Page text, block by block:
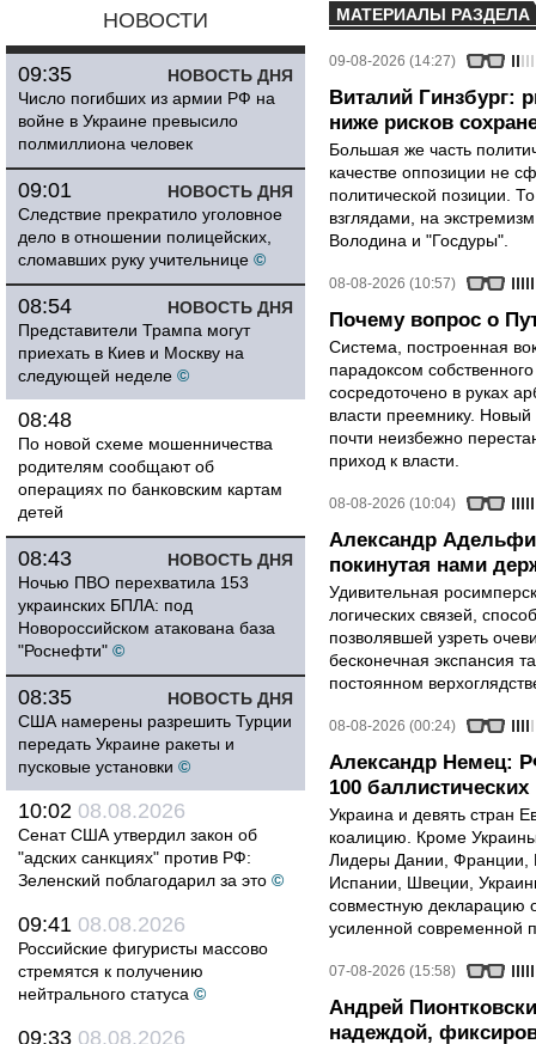
НОВОСТИ
НОВОСТЬ ДНЯ
09:35
Число погибших из армии РФ на
войне в Украине превысило
полмиллиона человек
НОВОСТЬ ДНЯ
09:01
Следствие прекратило уголовное
дело в отношении полицейских,
сломавших руку учительнице ©
НОВОСТЬ ДНЯ
08:54
Представители Трампа могут
приехать в Киев и Москву на
следующей неделе ©
08:48
По новой схеме мошенничества
родителям сообщают об
операциях по банковским картам
детей
НОВОСТЬ ДНЯ
08:43
Ночью ПВО перехватила 153
украинских БПЛА: под
Новороссийском атакована база
"Роснефти" ©
НОВОСТЬ ДНЯ
08:35
США намерены разрешить Турции
передать Украине ракеты и
пусковые установки ©
10:02 08.08.2026
Сенат США утвердил закон об
"адских санкциях" против РФ:
Зеленский поблагодарил за это ©
09:41 08.08.2026
Российские фигуристы массово
стремятся к получению
нейтрального статуса ©
09:33 08.08.2026
МАТЕРИАЛЫ РАЗДЕЛА
09-08-2026 (14:27)
Виталий Гинзбург:
ниже рисков
Большая же часть
качестве оппозиции не
политической позиции.
взглядами, на
Володина и "Госдуры".
08-08-2026 (10:57)
Почему вопрос о
Система, построенная
парадоксом
сосредоточено в руках
власти преемнику.
почти неизбежно
приход к власти.
08-08-2026 (10:04)
Александр
покинутая нами
Удивительная
логических связей,
позволявшей узреть
бесконечная экспансия
постоянном
08-08-2026 (00:24)
Александр Немец:
100 баллистических
Украина и девять стран
коалицию. Кроме
Лидеры Дании, Франции,
Испании, Швеции,
совместную декларацию
усиленной современной
07-08-2026 (15:58)
Андрей
надеждой,